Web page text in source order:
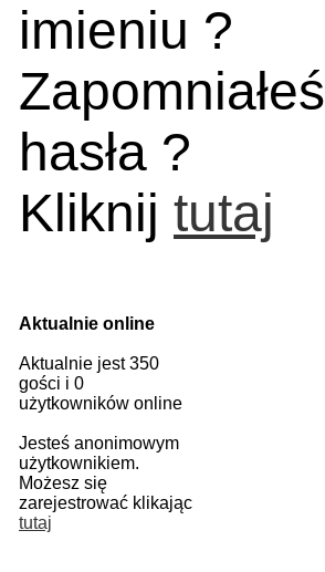
imieniu ?
Zapomniałeś
hasła ?
Kliknij tutaj
Aktualnie online
Aktualnie jest 350
gości i 0
użytkowników online
Jesteś anonimowym
użytkownikiem.
Możesz się
zarejestrować klikając
tutaj